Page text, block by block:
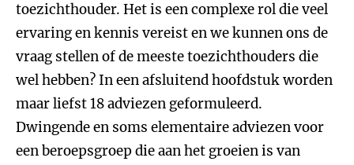
toezichthouder. Het is een complexe rol die veel
ervaring en kennis vereist en we kunnen ons de
vraag stellen of de meeste toezichthouders die
wel hebben? In een afsluitend hoofdstuk worden
maar liefst 18 adviezen geformuleerd.
Dwingende en soms elementaire adviezen voor
een beroepsgroep die aan het groeien is van